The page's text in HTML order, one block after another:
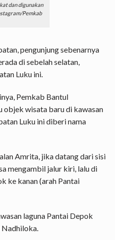
dan digunakan
Pemkab
pengunjung sebenarnya
di sebelah selatan,
Luku ini.
Pemkab Bantul
objek wisata baru di kawasan
Luku ini diberi nama
Amrita, jika datang dari sisi
mengambil jalur kiri, lalu di
ke kanan (arah Pantai
laguna Pantai Depok
Nadhiloka.